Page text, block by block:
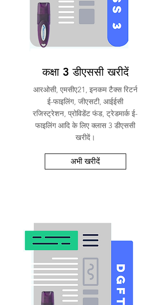
कक्षा 3 डीएससी खरीदें
आरओसी, एमसीए21, इनकम टैक्स रिटर्न
ई-फाइलिंग, जीएसटी, आईईसी
रजिस्ट्रेशन, प्रोविडेंट फंड, ट्रेडमार्क ई-
फाइलिंग आदि के लिए क्लास 3 डीएससी
खरीदें।
अभी खरीदें